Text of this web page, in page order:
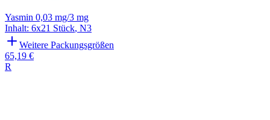
Yasmin 0,03 mg/3 mg
Inhalt: 6x21 Stück, N3
Weitere Packungsgrößen
65,19 €
R